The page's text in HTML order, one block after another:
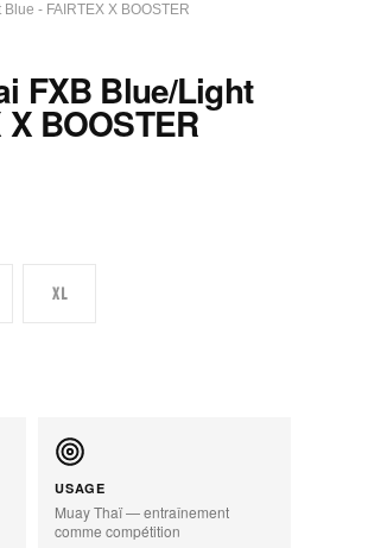
- FAIRTEX X BOOSTER
FXB Blue/Light
BOOSTER
XL
USAGE
Muay Thaï — entraînement
comme compétition